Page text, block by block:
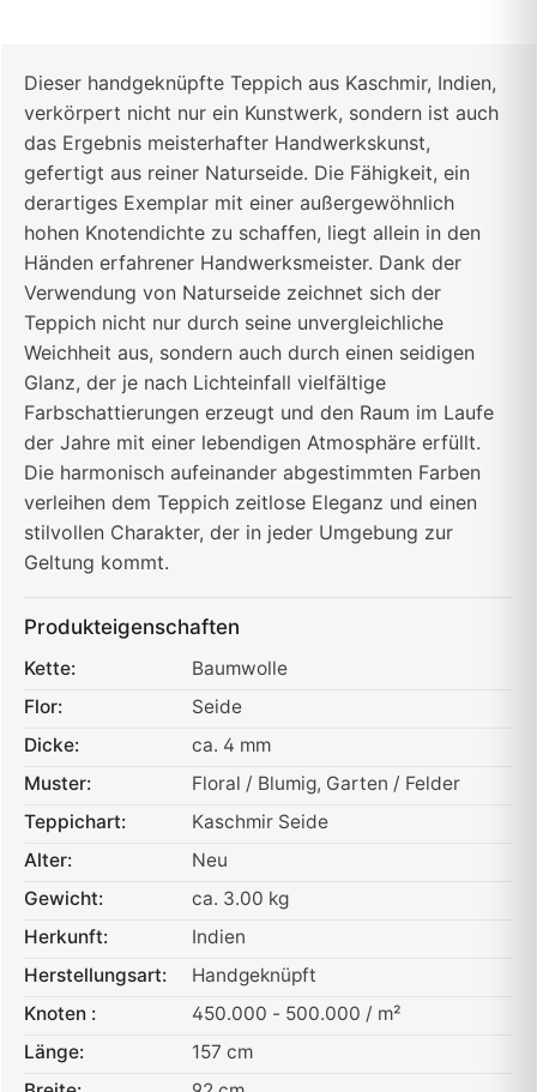
Dieser handgeknüpfte Teppich aus Kaschmir, Indien,
verkörpert nicht nur ein Kunstwerk, sondern ist auch
das Ergebnis meisterhafter Handwerkskunst,
gefertigt aus reiner Naturseide. Die Fähigkeit, ein
derartiges Exemplar mit einer außergewöhnlich
hohen Knotendichte zu schaffen, liegt allein in den
Händen erfahrener Handwerksmeister. Dank der
Verwendung von Naturseide zeichnet sich der
Teppich nicht nur durch seine unvergleichliche
Weichheit aus, sondern auch durch einen seidigen
Glanz, der je nach Lichteinfall vielfältige
Farbschattierungen erzeugt und den Raum im Laufe
der Jahre mit einer lebendigen Atmosphäre erfüllt.
Die harmonisch aufeinander abgestimmten Farben
verleihen dem Teppich zeitlose Eleganz und einen
stilvollen Charakter, der in jeder Umgebung zur
Geltung kommt.
Produkteigenschaften
Kette:
Baumwolle
Flor:
Seide
Dicke:
ca. 4 mm
Muster:
Floral / Blumig, Garten / Felder
Teppichart:
Kaschmir Seide
Alter:
Neu
Gewicht:
ca. 3.00 kg
Herkunft:
Indien
Herstellungsart:
Handgeknüpft
Knoten :
450.000 - 500.000 / m²
Länge:
157 cm